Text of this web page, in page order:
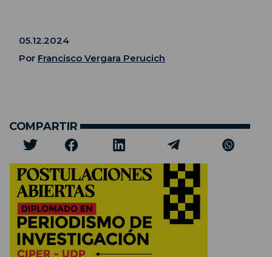
05.12.2024
Por Francisco Vergara Perucich
COMPARTIR